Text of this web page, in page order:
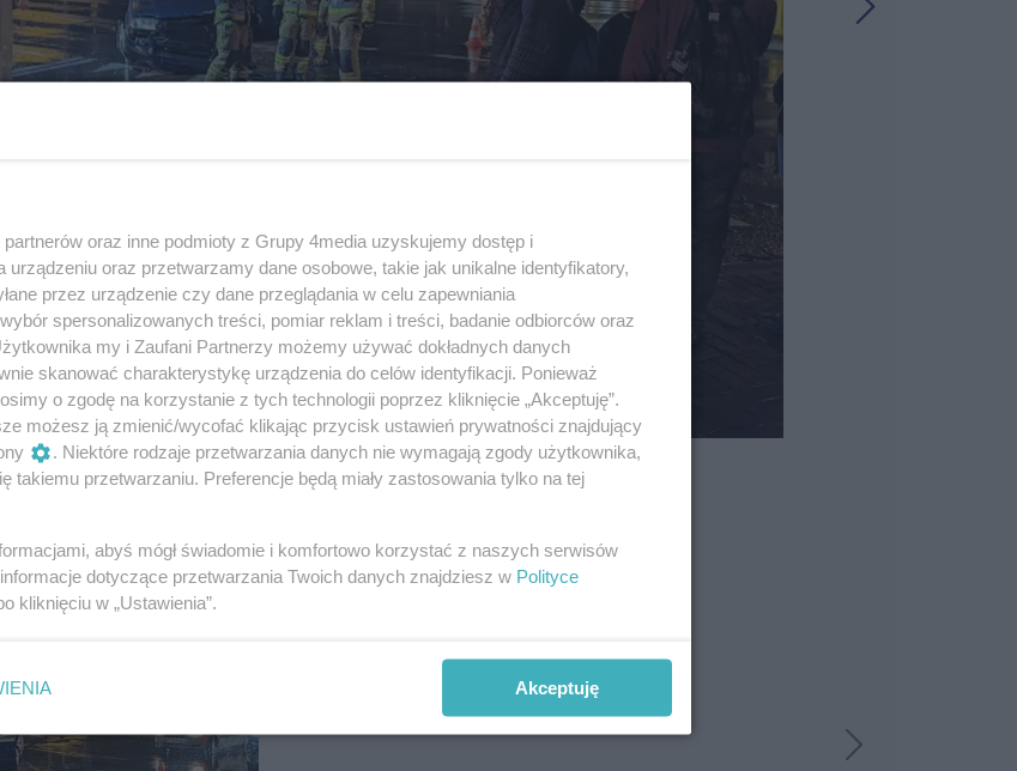
2 / 5
oraz inne podmioty z Grupy 4media uzyskujemy dostęp i
urządzeniu oraz przetwarzamy dane osobowe, takie jak unikalne identyfikatory,
przez urządzenie czy dane przeglądania w celu zapewniania
spersonalizowanych treści, pomiar reklam i treści, badanie odbiorców oraz
my i Zaufani Partnerzy możemy używać dokładnych danych
skanować charakterystykę urządzenia do celów identyfikacji. Ponieważ
o zgodę na korzystanie z tych technologii poprzez kliknięcie „Akceptuję”.
możesz ją zmienić/wycofać klikając przycisk ustawień prywatności znajdujący
. Niektóre rodzaje przetwarzania danych nie wymagają zgody użytkownika,
takiemu przetwarzaniu. Preferencje będą miały zastosowania tylko na tej
abyś mógł świadomie i komfortowo korzystać z naszych serwisów
dotyczące przetwarzania Twoich danych znajdziesz w Polityce
kliknięciu w „Ustawienia”.
Akceptuję